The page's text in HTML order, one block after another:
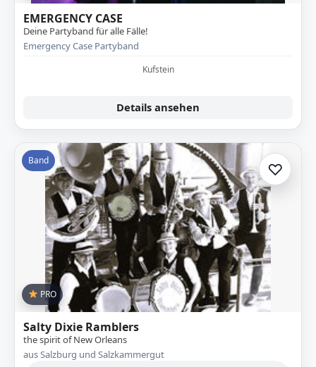
EMERGENCY CASE
Deine Partyband für alle Fälle!
Emergency Case Partyband
Kufstein
Details ansehen
Band
PRO
♡Zur
Salty Dixie Ramblers
the spirit of New Orleans
aus Salzburg und Salzkammergut